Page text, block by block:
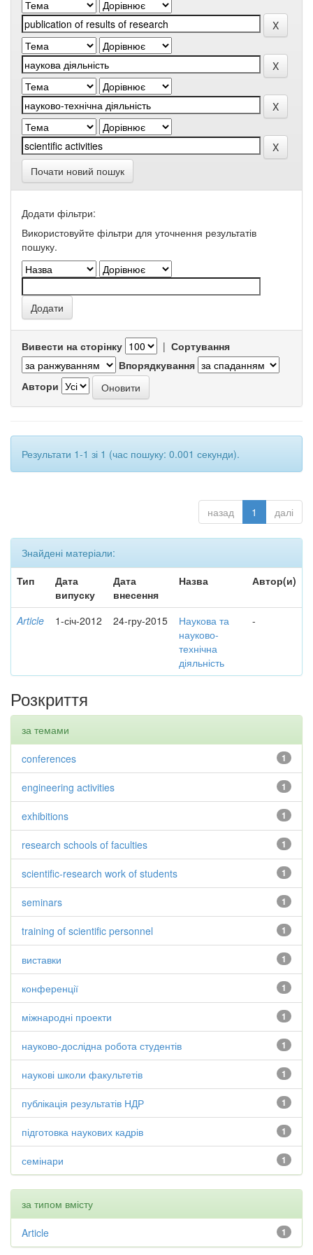
Почати новий пошук
Додати фільтри:
Використовуйте фільтри для уточнення результатів
пошуку.
Вивести на сторінку | Сортування
Впорядкування
Автори
Результати 1-1 зі 1 (час пошуку: 0.001 секунди).
назад 1 далі
Знайдені матеріали:
Тип
Дата
випуску
Дата
внесення
Назва Автор(и)
Article 1-січ-2012 24-гру-2015
Наукова та
науково-
технічна
діяльність
-
Розкриття
за темами
1
conferences
1
engineering activities
1
exhibitions
1
research schools of faculties
1
scientific-research work of students
1
seminars
1
training of scientific personnel
1
виставки
1
конференції
1
міжнародні проекти
1
науково-дослідна робота студентів
1
наукові школи факультетів
1
публікація результатів НДР
1
підготовка наукових кадрів
1
семінари
за типом вмісту
1
Article